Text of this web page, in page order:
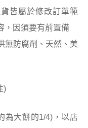
皆屬於修改訂單範
，因須要有前置備
防腐劑、天然、美
)
為大餅的1/4)，以店